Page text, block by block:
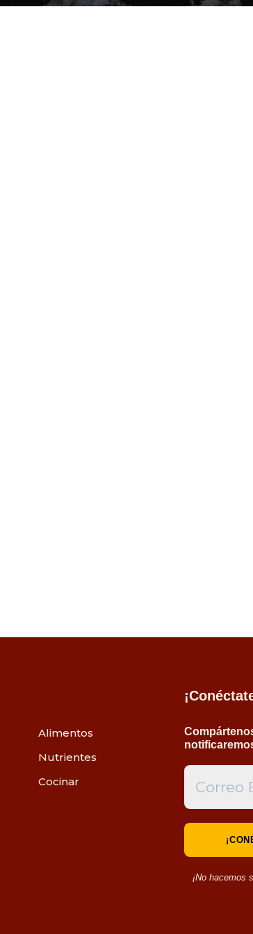
Alimentos
Nutrientes
Cocinar
¡No hacemos